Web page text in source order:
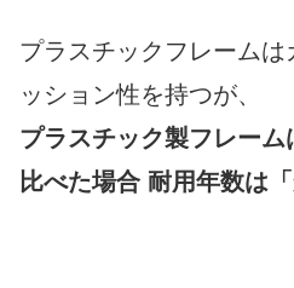
プラスチックフレーム
ッション性を持つが、
プラスチック製フレー
比べた場合 耐用年数は「